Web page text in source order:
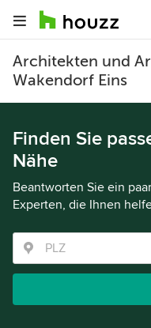
Architekten und
Wakendorf Eins
Finden Sie
Nähe
Beantworten Sie ein
Experten, die Ihnen